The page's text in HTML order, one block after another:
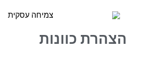
הצהרת כוונות